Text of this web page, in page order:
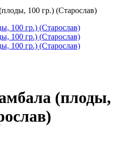
100 гр.) (Старослав)
(плоды,